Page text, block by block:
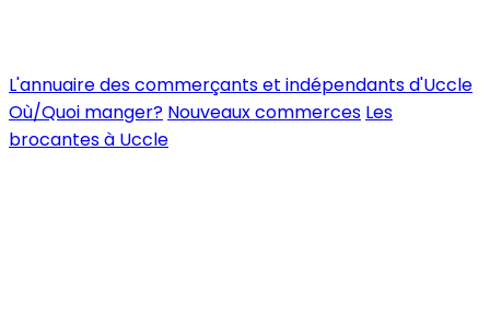
L'annuaire des commerçants et indépendants d'Uccle
Où/Quoi manger? Nouveaux commerces Les
brocantes à Uccle